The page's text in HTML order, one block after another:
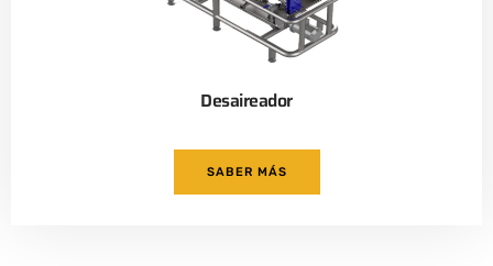
Desaireador
SABER MÁS